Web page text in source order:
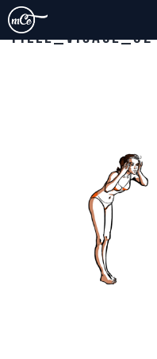
FILLE_VISAGE_02